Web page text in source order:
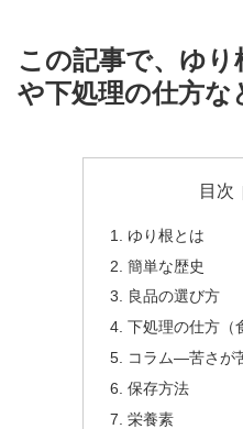
この記事で、ゆ
や下処理の仕方な
目次
ゆり根とは
簡単な歴史
良品の選び方
下処理の仕方（
コラム―苦さが
保存方法
栄養素